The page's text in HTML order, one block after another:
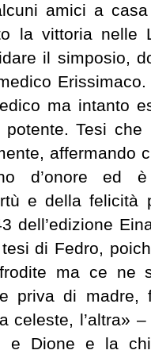
amici a
la vittoria nelle
il simposio,
ma intanto
Tesi che
affermando
d’onore ed
e della
dell’edizione
di Fedro,
ma ce ne
priva di
celeste, l’altra»
e Dione e la